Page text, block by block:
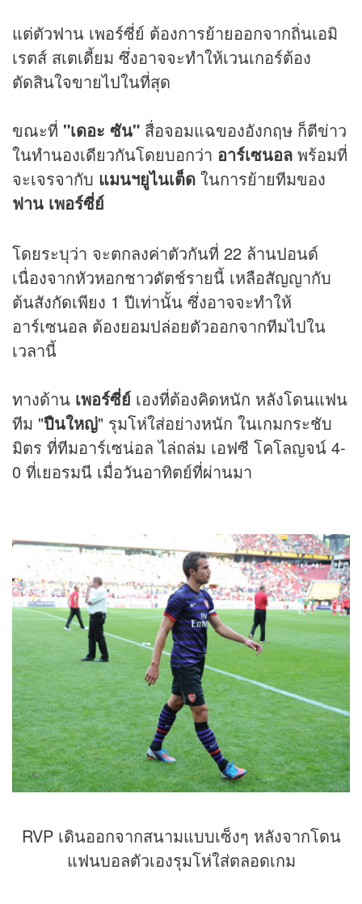
แต่ตัวฟาน เพอร์ซี่ย์ ต้องการย้ายออกจากถิ่นเอมิ
เรตส์ สเตเดี้ยม ซึ่งอาจจะทำให้เวนเกอร์ต้อง
ตัดสินใจขายไปในที่สุด
ขณะที่ "เดอะ ซัน" สื่อจอมแฉของอังกฤษ ก็ตีข่าว
ในทำนองเดียวกันโดยบอกว่า อาร์เซนอล พร้อมที่
จะเจรจากับ แมนฯยูไนเต็ด ในการย้ายทีมของ
ฟาน เพอร์ซี่ย์
โดยระบุว่า จะตกลงค่าตัวกันที่ 22 ล้านปอนด์
เนื่องจากหัวหอกชาวดัตช์รายนี้ เหลือสัญญากับ
ต้นสังกัดเพียง 1 ปีเท่านั้น ซึ่งอาจจะทำให้
อาร์เซนอล ต้องยอมปล่อยตัวออกจากทีมไปใน
เวลานี้
ทางด้าน เพอร์ซี่ย์ เองที่ต้องคิดหนัก หลังโดนแฟน
ทีม "ปืนใหญ่" รุมโห่ใส่อย่างหนัก ในเกมกระชับ
มิตร ที่ทีมอาร์เซน่อล ไล่ถล่ม เอฟซี โคโลญจน์ 4-
0 ที่เยอรมนี เมื่อวันอาทิตย์ที่ผ่านมา
RVP เดินออกจากสนามแบบเซ็งๆ หลังจากโดน
แฟนบอลตัวเองรุมโห่ใส่ตลอดเกม